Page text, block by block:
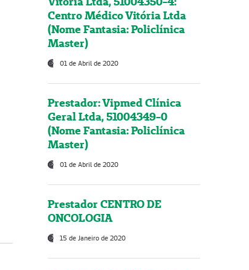
Centro Médico Vitória Ltda
(Nome Fantasia: Policlínica
Master)
01 de Abril de 2020
Prestador: Vipmed Clínica
Geral Ltda, 51004349-0
(Nome Fantasia: Policlínica
Master)
01 de Abril de 2020
Prestador CENTRO DE
ONCOLOGIA
15 de Janeiro de 2020